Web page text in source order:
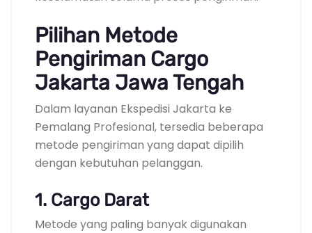
Pilihan Metode
Pengiriman Cargo
Jakarta Jawa Tengah
Dalam layanan Ekspedisi Jakarta ke
Pemalang Profesional, tersedia beberapa
metode pengiriman yang dapat dipilih
dengan kebutuhan pelanggan.
1. Cargo Darat
Metode yang paling banyak digunakan